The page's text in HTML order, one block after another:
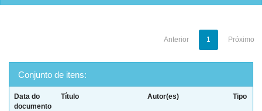
Anterior 1 Próximo
Conjunto de itens:
Data do
documento
Título Autor(es) Tipo